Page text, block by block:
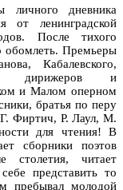
личного дневника
от ленинградской
После тихого
обомлеть. Премьеры
Кабалевского,
дирижеров и
и Малом оперном
братья по перу
Фиртич, Р. Лаул, М.
для чтения! В
сборники поэтов
столетия, читает
представить то
пребывал молодой